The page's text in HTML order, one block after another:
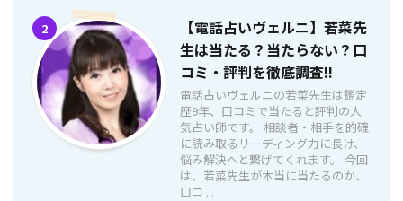
2
【電話占いヴェルニ】若菜先
生は当たる？当たらない？口
コミ・評判を徹底調査!!
電話占いヴェルニの若菜先生は鑑定
歴9年、口コミで当たると評判の人
気占い師です。 相談者・相手を的確
に読み取るリーディング力に長け、
悩み解決へと繋げてくれます。 今回
は、若菜先生が本当に当たるのか、
口コ ...